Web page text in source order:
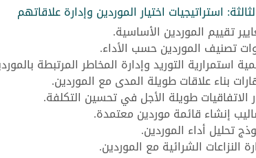
استراتيجيات اختيار الموردين وإدارة علاقاتهم
تقييم الموردين الأساسية.
تصنيف الموردين حسب الأداء.
استمرارية التوريد وإدارة المخاطر المرتبطة
بناء علاقات طويلة المدى مع الموردين.
الاتفاقيات طويلة الأجل في تحسين التكلفة.
إنشاء قائمة موردين معتمدة.
تحليل أداء الموردين.
النزاعات الشرائية مع الموردين.